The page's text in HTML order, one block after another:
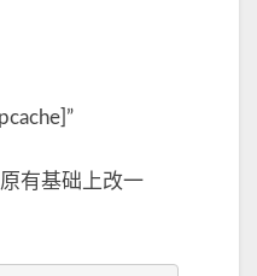
有基础上改一